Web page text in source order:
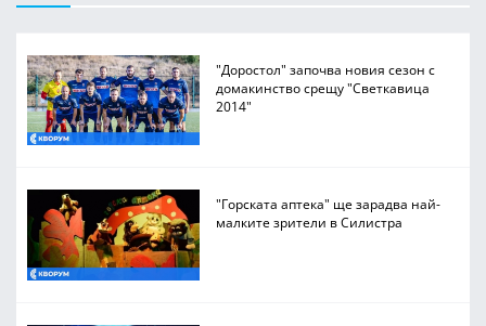
"Доростол" започва новия сезон с
домакинство срещу "Светкавица
2014"
"Горската аптека" ще зарадва най-
малките зрители в Силистра